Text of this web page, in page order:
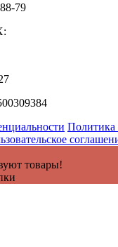
79
Политика
товары!